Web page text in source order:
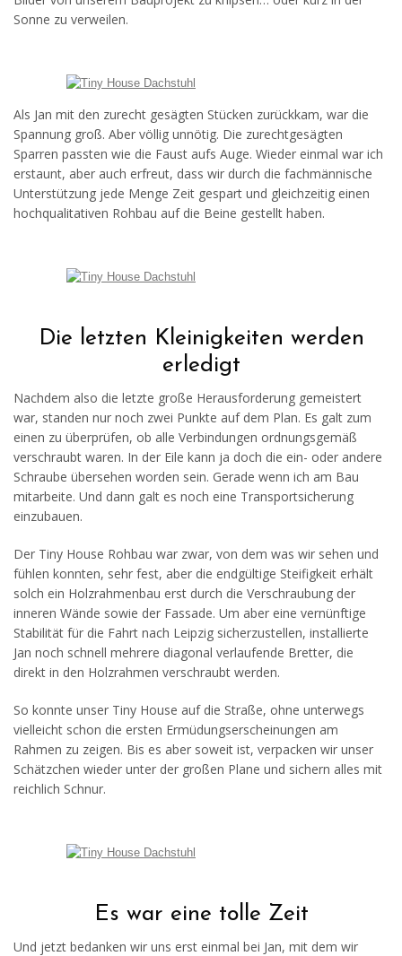
Sonne zu verweilen.
Als Jan mit den zurecht gesägten Stücken zurückkam, war die
Spannung groß. Aber völlig unnötig. Die zurechtgesägten
Sparren passten wie die Faust aufs Auge. Wieder einmal war ich
erstaunt, aber auch erfreut, dass wir durch die fachmännische
Unterstützung jede Menge Zeit gespart und gleichzeitig einen
hochqualitativen Rohbau auf die Beine gestellt haben.
Die letzten Kleinigkeiten werden
erledigt
Nachdem also die letzte große Herausforderung gemeistert
war, standen nur noch zwei Punkte auf dem Plan. Es galt zum
einen zu überprüfen, ob alle Verbindungen ordnungsgemäß
verschraubt waren. In der Eile kann ja doch die ein- oder andere
Schraube übersehen worden sein. Gerade wenn ich am Bau
mitarbeite. Und dann galt es noch eine Transportsicherung
einzubauen.
Der Tiny House Rohbau war zwar, von dem was wir sehen und
fühlen konnten, sehr fest, aber die endgültige Steifigkeit erhält
solch ein Holzrahmenbau erst durch die Verschraubung der
inneren Wände sowie der Fassade. Um aber eine vernünftige
Stabilität für die Fahrt nach Leipzig sicherzustellen, installierte
Jan noch schnell mehrere diagonal verlaufende Bretter, die
direkt in den Holzrahmen verschraubt werden.
So konnte unser Tiny House auf die Straße, ohne unterwegs
vielleicht schon die ersten Ermüdungserscheinungen am
Rahmen zu zeigen. Bis es aber soweit ist, verpacken wir unser
Schätzchen wieder unter der großen Plane und sichern alles mit
reichlich Schnur.
Es war eine tolle Zeit
Und jetzt bedanken wir uns erst einmal bei Jan, mit dem wir